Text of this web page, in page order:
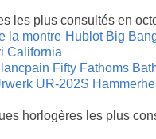
les plus consultés en
la montre Hublot Big
California
Fifty Fathoms
UR-202S
horlogères les plus